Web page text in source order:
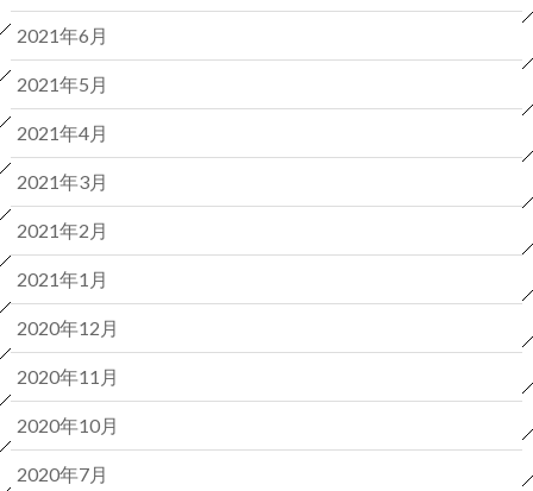
2021年6月
2021年5月
2021年4月
2021年3月
2021年2月
2021年1月
2020年12月
2020年11月
2020年10月
2020年7月